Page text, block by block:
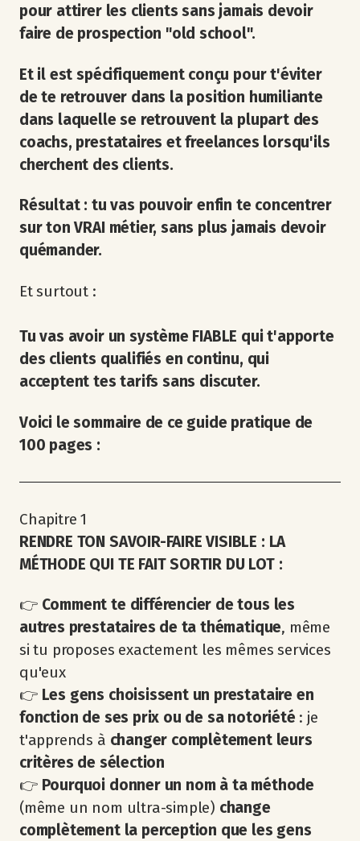
pour attirer les clients sans jamais devoir
faire de prospection "old school".
Et il est spécifiquement conçu pour t'éviter
de te retrouver dans la position humiliante
dans laquelle se retrouvent la plupart des
coachs, prestataires et freelances lorsqu'ils
cherchent des clients.
Résultat : tu vas pouvoir enfin te concentrer
sur ton VRAI métier, sans plus jamais devoir
quémander.
Et surtout :
Tu vas avoir un système FIABLE qui t'apporte
des clients qualifiés en continu, qui
acceptent tes tarifs sans discuter.
Voici le sommaire de ce guide pratique de
100 pages :
Chapitre 1
RENDRE TON SAVOIR-FAIRE VISIBLE : LA
MÉTHODE QUI TE FAIT SORTIR DU LOT :
👉 Comment te différencier de tous les
autres prestataires de ta thématique, même
si tu proposes exactement les mêmes services
qu'eux
👉 Les gens choisissent un prestataire en
fonction de ses prix ou de sa notoriété : je
t'apprends à changer complètement leurs
critères de sélection
👉 Pourquoi donner un nom à ta méthode
(même un nom ultra-simple) change
complètement la perception que les gens